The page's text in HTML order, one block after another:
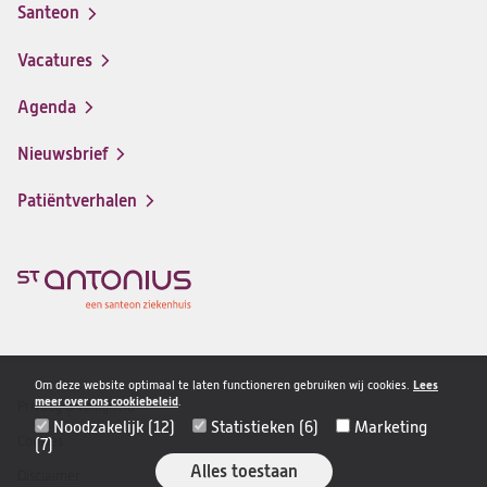
Om deze website optimaal te laten functioneren gebruiken wij cookies. Lees
meer over ons cookiebeleid.
Noodzakelijk (12) Statistieken (6)
Marketing
(7)
Alles toestaan
Santeon
(opent
in
nieuwe
Vacatures
(opent
in
nieuwe
Agenda
Nieuwsbrief
Patiëntverhalen
Disclaimer
navigatie
Privacy & veiligheid
Cookies